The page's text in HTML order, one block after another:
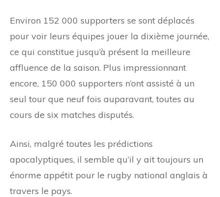
Environ 152 000 supporters se sont déplacés
pour voir leurs équipes jouer la dixième journée,
ce qui constitue jusqu’à présent la meilleure
affluence de la saison. Plus impressionnant
encore, 150 000 supporters n’ont assisté à un
seul tour que neuf fois auparavant, toutes au
cours de six matches disputés.
Ainsi, malgré toutes les prédictions
apocalyptiques, il semble qu’il y ait toujours un
énorme appétit pour le rugby national anglais à
travers le pays.